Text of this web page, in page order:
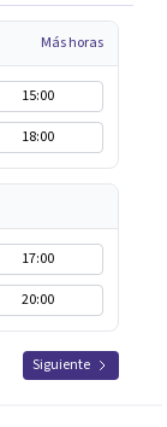
Más horas
15:00
18:00
17:00
20:00
Siguiente